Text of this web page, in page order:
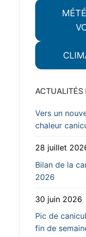
ACTUALITÉS
Vers un
chaleur
28 juillet
Bilan de la
2026
30 juin 2026
Pic de
fin de